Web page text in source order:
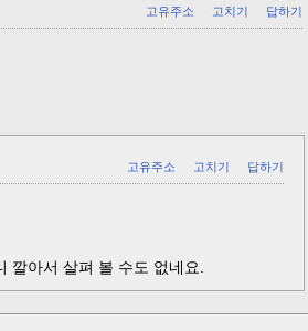
고유주소 고치기 답하기
고유주소 고치기 답하기
깔아서 살펴 볼 수도 없네요.